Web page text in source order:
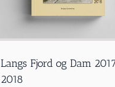
Langs Fjord og Dam
2018